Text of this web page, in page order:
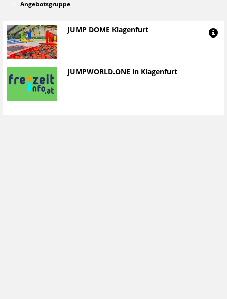
Angebotsgruppe
JUMP DOME Klagenfurt
JUMPWORLD.ONE in Klagenfurt